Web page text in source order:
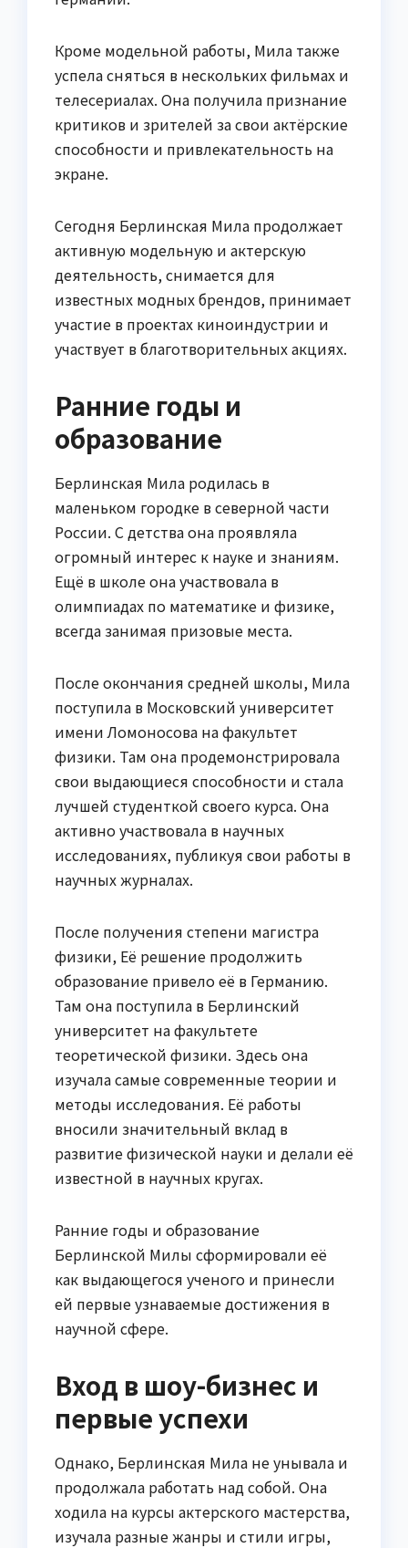
Кроме модельной работы, Мила также
успела сняться в нескольких фильмах и
телесериалах. Она получила признание
критиков и зрителей за свои актёрские
способности и привлекательность на
экране.
Сегодня Берлинская Мила продолжает
активную модельную и актерскую
деятельность, снимается для
известных модных брендов, принимает
участие в проектах киноиндустрии и
участвует в благотворительных акциях.
Ранние годы и
образование
Берлинская Мила родилась в
маленьком городке в северной части
России. С детства она проявляла
огромный интерес к науке и знаниям.
Ещё в школе она участвовала в
олимпиадах по математике и физике,
всегда занимая призовые места.
После окончания средней школы, Мила
поступила в Московский университет
имени Ломоносова на факультет
физики. Там она продемонстрировала
свои выдающиеся способности и стала
лучшей студенткой своего курса. Она
активно участвовала в научных
исследованиях, публикуя свои работы в
научных журналах.
После получения степени магистра
физики, Её решение продолжить
образование привело её в Германию.
Там она поступила в Берлинский
университет на факультете
теоретической физики. Здесь она
изучала самые современные теории и
методы исследования. Её работы
вносили значительный вклад в
развитие физической науки и делали её
известной в научных кругах.
Ранние годы и образование
Берлинской Милы сформировали её
как выдающегося ученого и принесли
ей первые узнаваемые достижения в
научной сфере.
Вход в шоу-бизнес и
первые успехи
Однако, Берлинская Мила не унывала и
продолжала работать над собой. Она
ходила на курсы актерского мастерства,
изучала разные жанры и стили игры,